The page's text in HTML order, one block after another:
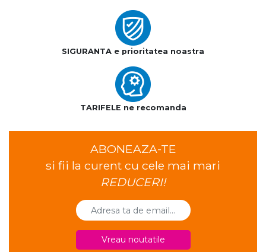
SIGURANTA e prioritatea noastra
TARIFELE ne recomanda
ABONEAZA-TE
si fii la curent cu cele mai mari
REDUCERI!
Vreau noutatile